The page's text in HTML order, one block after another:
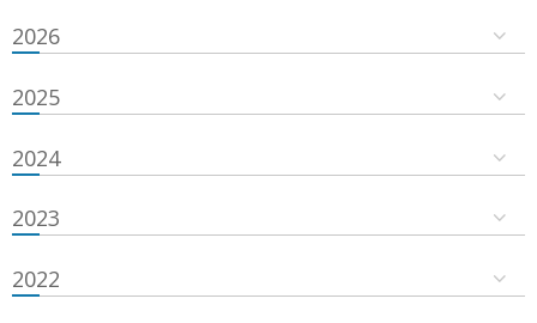
2026
2025
2024
2023
2022